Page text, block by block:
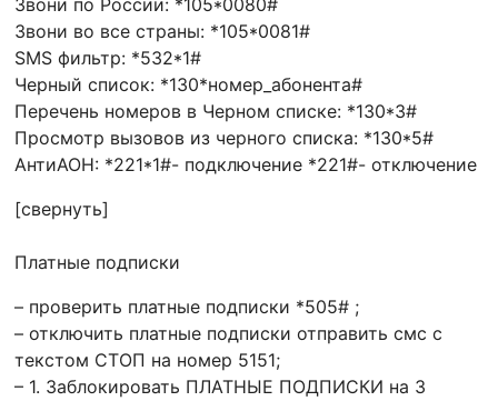
Звони по России: *105*0080#
Звони во все страны: *105*0081#
SMS фильтр: *532*1#
Черный список: *130*номер_абонента#
Перечень номеров в Черном списке: *130*3#
Просмотр вызовов из черного списка: *130*5#
АнтиАОН: *221*1#- подключение *221#- отключение
[свернуть]
Платные подписки
– проверить платные подписки *505# ;
– отключить платные подписки отправить смс с
текстом СТОП на номер 5151;
– 1. Заблокировать ПЛАТНЫЕ ПОДПИСКИ на 3